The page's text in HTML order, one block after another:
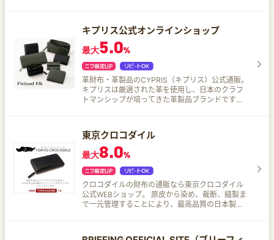
からあなただけの色を組み合わせ、世界に1つだけ
の革製品をオーダーメイド♪
キプリス公式オンラインショップ
最大5.0%
革財布・革製品のCYPRIS（キプリス）公式通販。
キプリスは厳選された革を使用し、日本のクラフ
トマンシップが培ってきた革製品ブランドです。
東京クロコダイル
最大8.0%
クロコダイルの財布の通販なら東京クロコダイル
公式WEBショップ。 原皮から染め、裁断、縫製ま
で一元管理することにより、最高品質の日本製ク